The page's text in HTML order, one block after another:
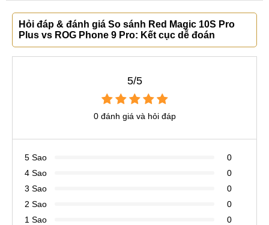
Hỏi đáp & đánh giá So sánh Red Magic 10S Pro
Plus vs ROG Phone 9 Pro: Kết cục dễ đoán
5/5
0 đánh giá và hỏi đáp
5 Sao
0
4 Sao
0
3 Sao
0
2 Sao
0
1 Sao
0